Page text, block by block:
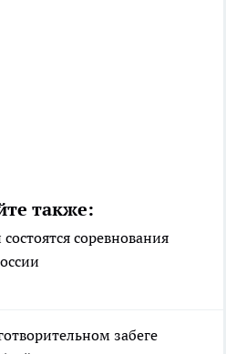
также:
соревнования
забеге